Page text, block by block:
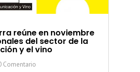
reúne en noviembre
del sector de la
y el vino
Comentario